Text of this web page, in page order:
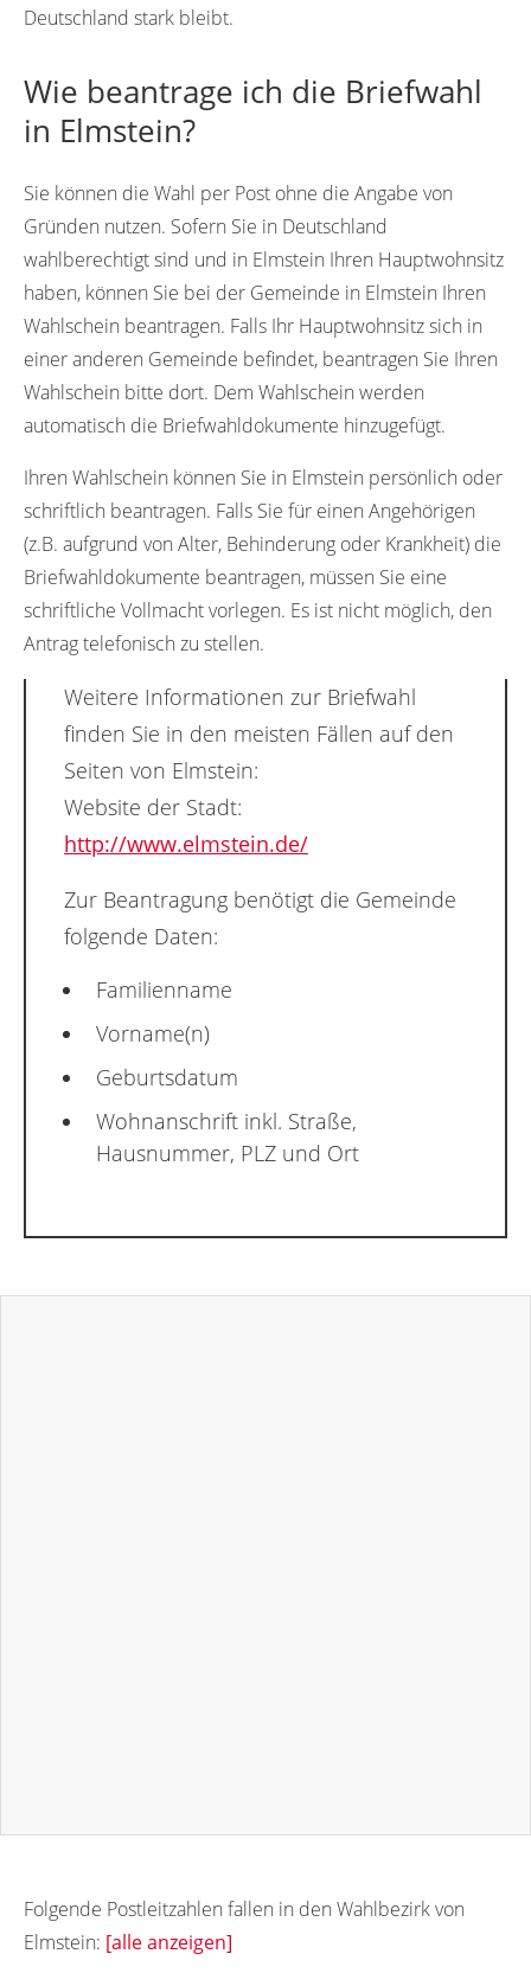
Deutschland stark bleibt.
Wie beantrage ich die Briefwahl
in Elmstein?
Sie können die Wahl per Post ohne die Angabe von
Gründen nutzen. Sofern Sie in Deutschland
wahlberechtigt sind und in Elmstein Ihren Hauptwohnsitz
haben, können Sie bei der Gemeinde in Elmstein Ihren
Wahlschein beantragen. Falls Ihr Hauptwohnsitz sich in
einer anderen Gemeinde befindet, beantragen Sie Ihren
Wahlschein bitte dort. Dem Wahlschein werden
automatisch die Briefwahldokumente hinzugefügt.
Ihren Wahlschein können Sie in Elmstein persönlich oder
schriftlich beantragen. Falls Sie für einen Angehörigen
(z.B. aufgrund von Alter, Behinderung oder Krankheit) die
Briefwahldokumente beantragen, müssen Sie eine
schriftliche Vollmacht vorlegen. Es ist nicht möglich, den
Antrag telefonisch zu stellen.
Weitere Informationen zur Briefwahl
finden Sie in den meisten Fällen auf den
Seiten von Elmstein:
Website der Stadt:
http://www.elmstein.de/
Zur Beantragung benötigt die Gemeinde
folgende Daten:
Familienname
Vorname(n)
Geburtsdatum
Wohnanschrift inkl. Straße,
Hausnummer, PLZ und Ort
Folgende Postleitzahlen fallen in den Wahlbezirk von
Elmstein: [alle anzeigen]